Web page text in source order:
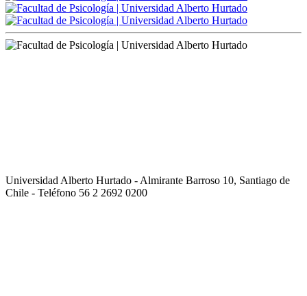
Universidad Alberto Hurtado - Almirante Barroso 10, Santiago de
Chile - Teléfono 56 2 2692 0200